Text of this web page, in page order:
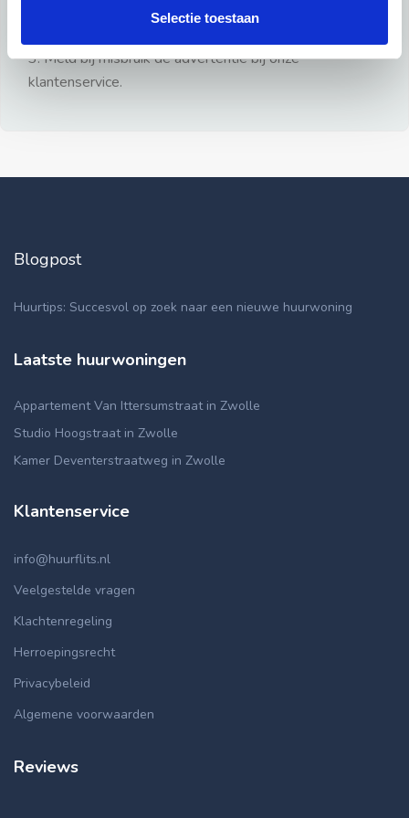
Selectie toestaan
3: Meld bij misbruik de advertentie bij onze
klantenservice.
Blogpost
Huurtips: Succesvol op zoek naar een nieuwe huurwoning
Laatste huurwoningen
Appartement Van Ittersumstraat in Zwolle
Studio Hoogstraat in Zwolle
Kamer Deventerstraatweg in Zwolle
Klantenservice
info@huurflits.nl
Veelgestelde vragen
Klachtenregeling
Herroepingsrecht
Privacybeleid
Algemene voorwaarden
Reviews